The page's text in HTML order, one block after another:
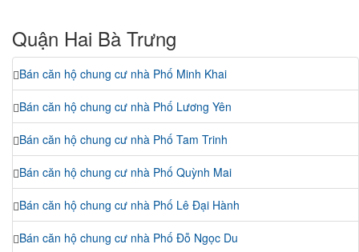
Quận Hai Bà Trưng
Bán căn hộ chung cư nhà Phố Minh Khai
Bán căn hộ chung cư nhà Phố Lương Yên
Bán căn hộ chung cư nhà Phố Tam Trinh
Bán căn hộ chung cư nhà Phố Quỳnh Mai
Bán căn hộ chung cư nhà Phố Lê Đại Hành
Bán căn hộ chung cư nhà Phố Đỗ Ngọc Du